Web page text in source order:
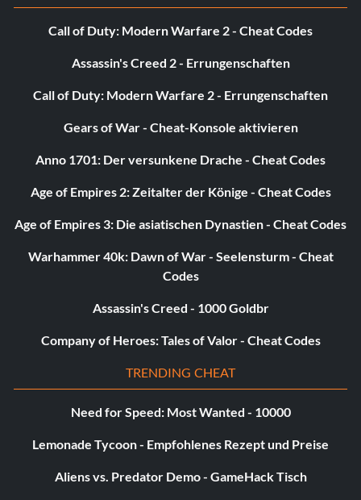
Call of Duty: Modern Warfare 2 - Cheat Codes
Assassin's Creed 2 - Errungenschaften
Call of Duty: Modern Warfare 2 - Errungenschaften
Gears of War - Cheat-Konsole aktivieren
Anno 1701: Der versunkene Drache - Cheat Codes
Age of Empires 2: Zeitalter der Könige - Cheat Codes
Age of Empires 3: Die asiatischen Dynastien - Cheat Codes
Warhammer 40k: Dawn of War - Seelensturm - Cheat
Codes
Assassin's Creed - 1000 Goldbr
Company of Heroes: Tales of Valor - Cheat Codes
TRENDING CHEAT
Need for Speed: Most Wanted - 10000
Lemonade Tycoon - Empfohlenes Rezept und Preise
Aliens vs. Predator Demo - GameHack Tisch